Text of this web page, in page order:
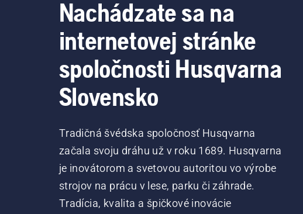
Nachádzate sa na
internetovej stránke
spoločnosti Husqvarna
Slovensko
Tradičná švédska spoločnosť Husqvarna
začala svoju dráhu už v roku 1689. Husqvarna
je inovátorom a svetovou autoritou vo výrobe
strojov na prácu v lese, parku či záhrade.
Tradícia, kvalita a špičkové inovácie